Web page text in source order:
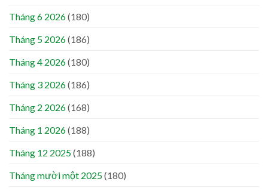
Tháng 6 2026(180)
Tháng 5 2026(186)
Tháng 4 2026(180)
Tháng 3 2026(186)
Tháng 2 2026(168)
Tháng 1 2026(188)
Tháng 12 2025(188)
Tháng mười một 2025(180)